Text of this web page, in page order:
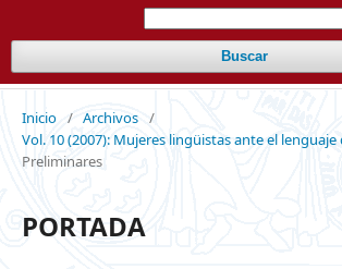
Buscar
Inicio / Archivos /
Vol. 10 (2007): Mujeres lingüistas ante el
Preliminares
PORTADA